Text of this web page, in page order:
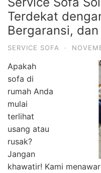
Terdekat
Bergaransi,
SERVICE SOFA ·
Apakah
sofa di
rumah Anda
mulai
terlihat
usang atau
rusak?
Jangan
khawatir! Kami